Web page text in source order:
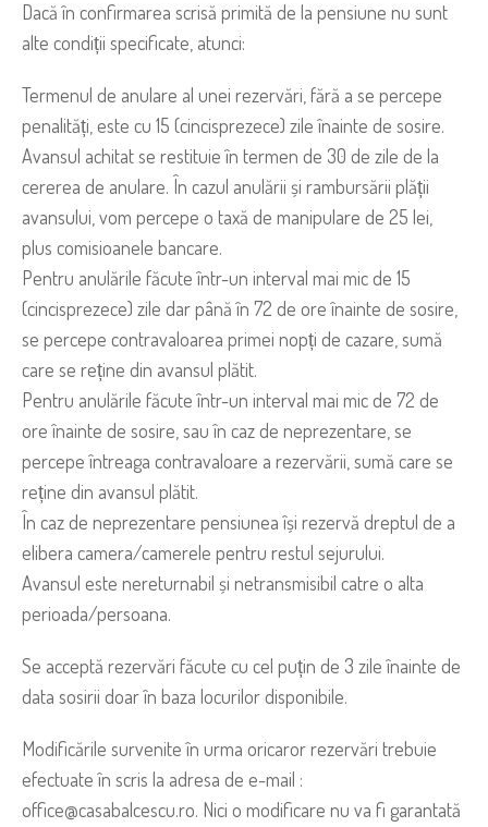
Dacă în confirmarea scrisă primită de la pensiune nu sunt
alte condiții specificate, atunci:
Termenul de anulare al unei rezervări, fără a se percepe
penalități, este cu 15 (cincisprezece) zile înainte de sosire.
Avansul achitat se restituie în termen de 30 de zile de la
cererea de anulare. În cazul anulării și rambursării plății
avansului, vom percepe o taxă de manipulare de 25 lei,
plus comisioanele bancare.
Pentru anulările făcute într-un interval mai mic de 15
(cincisprezece) zile dar până în 72 de ore înainte de sosire,
se percepe contravaloarea primei nopți de cazare, sumă
care se reține din avansul plătit.
Pentru anulările făcute într-un interval mai mic de 72 de
ore înainte de sosire, sau în caz de neprezentare, se
percepe întreaga contravaloare a rezervării, sumă care se
reține din avansul plătit.
În caz de neprezentare pensiunea își rezervă dreptul de a
elibera camera/camerele pentru restul sejurului.
Avansul este nereturnabil și netransmisibil catre o alta
perioada/persoana.
Se acceptă rezervări făcute cu cel puțin de 3 zile înainte de
data sosirii doar în baza locurilor disponibile.
Modificările survenite în urma oricaror rezervări trebuie
efectuate în scris la adresa de e-mail :
office@casabalcescu.ro. Nici o modificare nu va fi garantată